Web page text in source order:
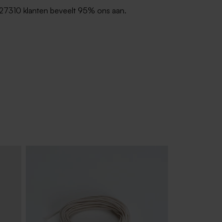
klanten beveelt 95% ons aan.